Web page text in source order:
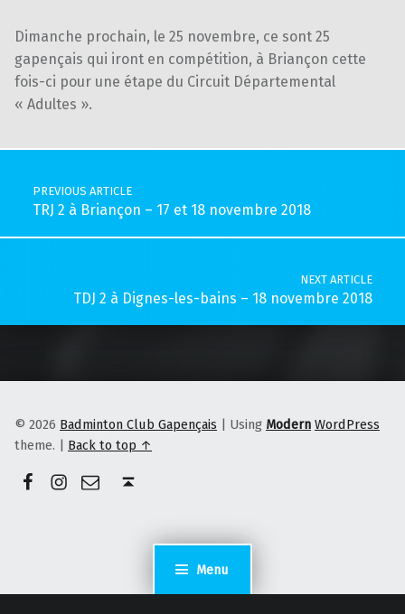
Menu
Dimanche prochain, le 25 novembre, ce sont 25
gapençais qui iront en compétition, à Briançon cette
fois-ci pour une étape du Circuit Départemental
« Adultes ».
Post navigation
PREVIOUS ARTICLE
TRJ 2 à Briançon – 17 et 18 novembre 2018
NEXT ARTICLE
TDJ 2 à Dignes-les-bains – 18 novembre 2018
© 2026 Badminton Club Gapençais | Using Modern WordPress
theme. | Back to top ↑